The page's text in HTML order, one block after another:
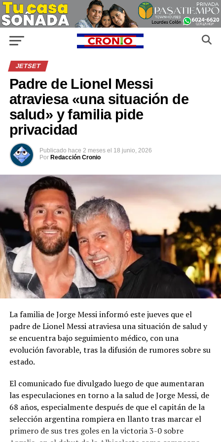
JETSET
Padre de Lionel Messi
atraviesa «una situación de
salud» y familia pide
privacidad
Publicado hace 2 meses el 18 junio, 2026
Por Redacción Cronio
La familia de Jorge Messi informó este jueves que el
padre de Lionel Messi atraviesa una situación de salud y
se encuentra bajo seguimiento médico, con una
evolución favorable, tras la difusión de rumores sobre su
estado.
El comunicado fue divulgado luego de que aumentaran
las especulaciones en torno a la salud de Jorge Messi, de
68 años, especialmente después de que el capitán de la
selección argentina rompiera en llanto tras marcar el
primero de sus tres goles en la victoria 3-0 sobre